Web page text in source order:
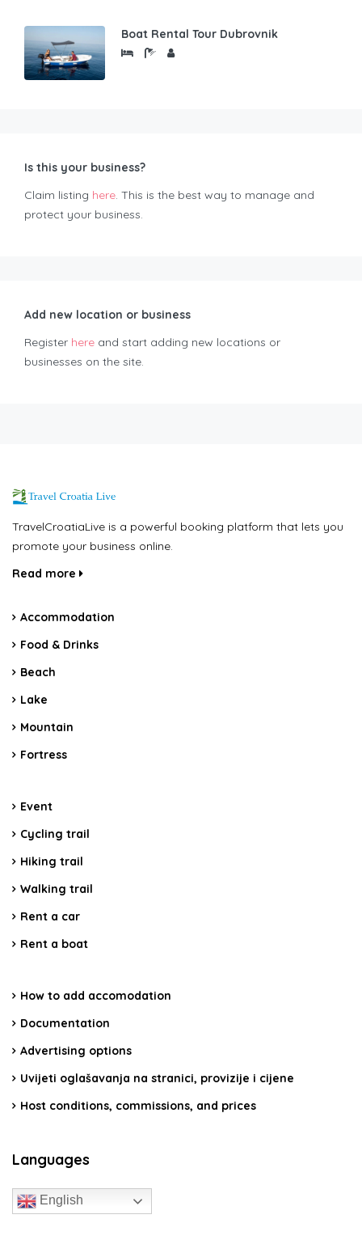
Boat Rental Tour Dubrovnik
Is this your business?
Claim listing here. This is the best way to manage and
protect your business.
Add new location or business
Register here and start adding new locations or
businesses on the site.
TravelCroatiaLive is a powerful booking platform that lets you
promote your business online.
Read more
Accommodation
Food & Drinks
Beach
Lake
Mountain
Fortress
Event
Cycling trail
Hiking trail
Walking trail
Rent a car
Rent a boat
How to add accomodation
Documentation
Advertising options
Uvijeti oglašavanja na stranici, provizije i cijene
Host conditions, commissions, and prices
Languages
English